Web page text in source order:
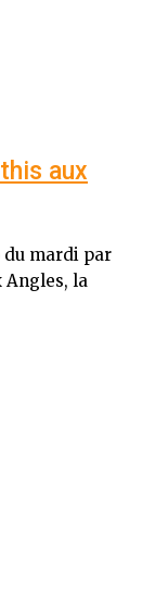
aux
du mardi par
Angles, la